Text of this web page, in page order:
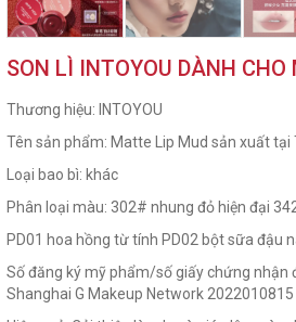
SON LÌ INTOYOU DÀNH
Thương hiệu: INTOYOU
Tên sản phẩm: Matte Lip Mud sản xuất tại
Loại bao bì: khác
Phân loại màu: 302# nhung đỏ hiện đại
PD01 hoa hồng từ tính PD02 bột sữa đậu
Số đăng ký mỹ phẩm/số giấy chứng nhận
Shanghai G Makeup Network 2022010815